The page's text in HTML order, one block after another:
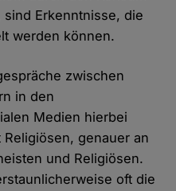
Erkenntnisse, die
werden können.
zwischen
in den
Medien hierbei
genauer an
und Religiösen.
oft die